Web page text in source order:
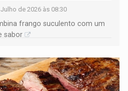
de 2026 às 08:30
frango suculento com um
sabor